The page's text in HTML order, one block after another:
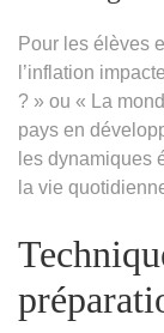
Pour les élèves
l’inflation
? » ou « La
pays en
les dynamiques
la vie